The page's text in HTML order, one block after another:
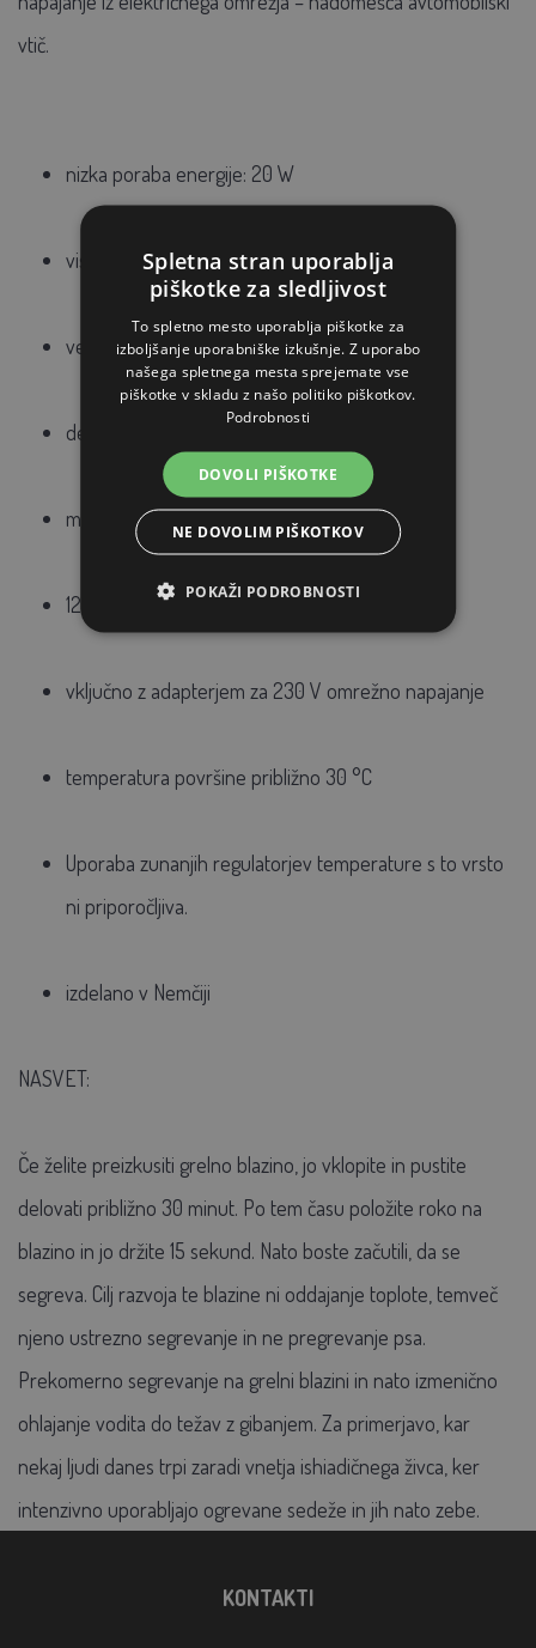
vtič.
nizka poraba energije: 20 W
visoka učinkovitost
velikost: 40 x 60 cm
debelina: 0,5 cm
material: PVC
12 V napajalnik, z avtomobilskim vtičem
vključno z adapterjem za 230 V omrežno napajanje
temperatura površine približno 30 °C
Uporaba zunanjih regulatorjev temperature s to vrsto
ni priporočljiva.
izdelano v Nemčiji
NASVET:
Če želite preizkusiti grelno blazino, jo vklopite in pustite
delovati približno 30 minut. Po tem času položite roko na
blazino in jo držite 15 sekund. Nato boste začutili, da se
segreva. Cilj razvoja te blazine ni oddajanje toplote, temveč
njeno ustrezno segrevanje in ne pregrevanje psa.
Prekomerno segrevanje na grelni blazini in nato izmenično
ohlajanje vodita do težav z gibanjem. Za primerjavo, kar
nekaj ljudi danes trpi zaradi vnetja ishiadičnega živca, ker
intenzivno uporabljajo ogrevane sedeže in jih nato zebe.
KONTAKTI
Spletna stran uporablja
piškotke za sledljivost
To spletno mesto uporablja piškotke za
izboljšanje uporabniške izkušnje. Z uporabo
našega spletnega mesta sprejemate vse
piškotke v skladu z našo politiko piškotkov.
Podrobnosti
DOVOLI PIŠKOTKE
NE DOVOLIM PIŠKOTKOV
POKAŽI PODROBNOSTI